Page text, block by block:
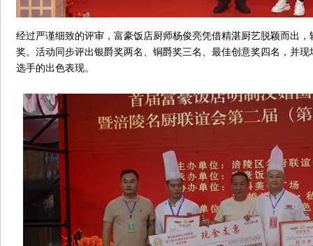
经过严谨细致的评审，富豪饭店厨师杨俊亮凭借精湛厨艺脱颖而出
奖。活动同步评出银爵奖两名、铜爵奖三名、最佳创意奖四名，并
选手的出色表现。